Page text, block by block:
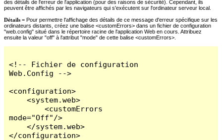
des détails de l'erreur de l'application (pour des raisons de sécurité). Cependant, ils
peuvent être affichés par les navigateurs qui s'exécutent sur l'ordinateur serveur local.
Détails = Pour permettre l'affichage des détails de ce message d'erreur spécifique sur les
ordinateurs distants, créez une balise <customErrors> dans un fichier de configuration
"web.config" situé dans le répertoire racine de l'application Web en cours. Attribuez
ensuite la valeur "off" à l'attribut "mode" de cette balise <customErrors>.
<!-- Fichier de configuration
Web.Config -->
<configuration>
    <system.web>
        <customErrors
mode="Off"/>
    </system.web>
</configuration>